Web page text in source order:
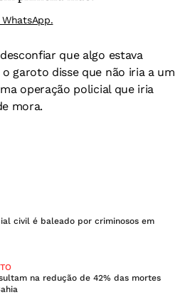
que algo estava
garoto disse que não iria a um
operação policial que iria
mora.
civil é baleado por criminosos em
na redução de 42% das mortes